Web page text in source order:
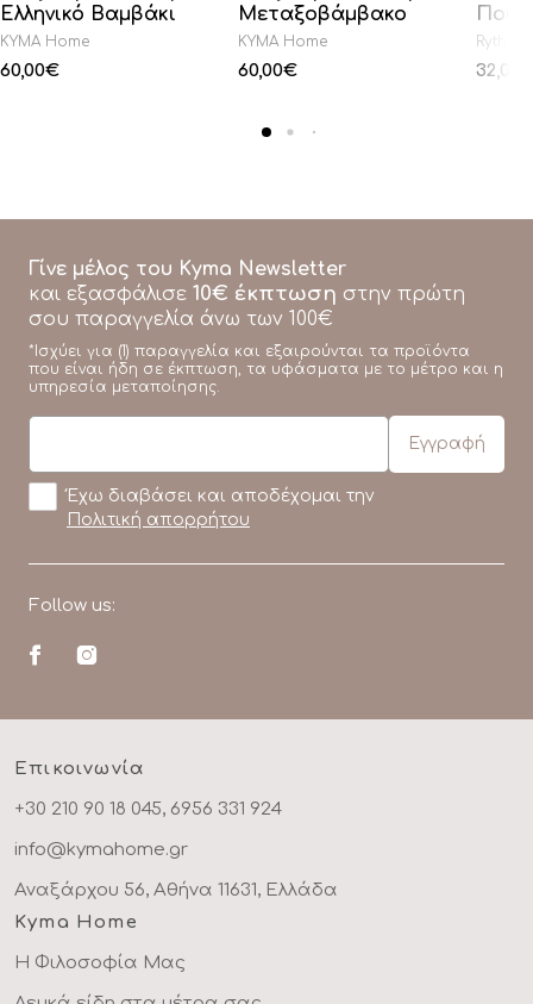
Ελληνικό Βαμβάκι
KYMA Home
60,00€
Μεταξοβάμβακο
KYMA Home
60,00€ 32,00
Γίνε μέλος του Kyma Newsletter
και εξασφάλισε 10€ έκπτωση στην πρώτη
σου παραγγελία άνω των 100€
*Ισχύει για (1) παραγγελία και εξαιρούνται τα προϊόντα
που είναι ήδη σε έκπτωση, τα υφάσματα με το μέτρο και η
υπηρεσία μεταποίησης.
Έχω διαβάσει και αποδέχομαι την
Πολιτική απορρήτου
Follow us:
Επικοινωνία
+30 210 90 18 045, 6956 331 924
info@kymahome.gr
Αναξάρχου 56, Αθήνα 11631, Ελλάδα
Kyma Home
Η Φιλοσοφία Μας